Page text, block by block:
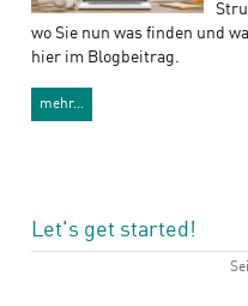
wo Sie nun was finden und
hier im Blogbeitrag.
mehr…
Let's get started!